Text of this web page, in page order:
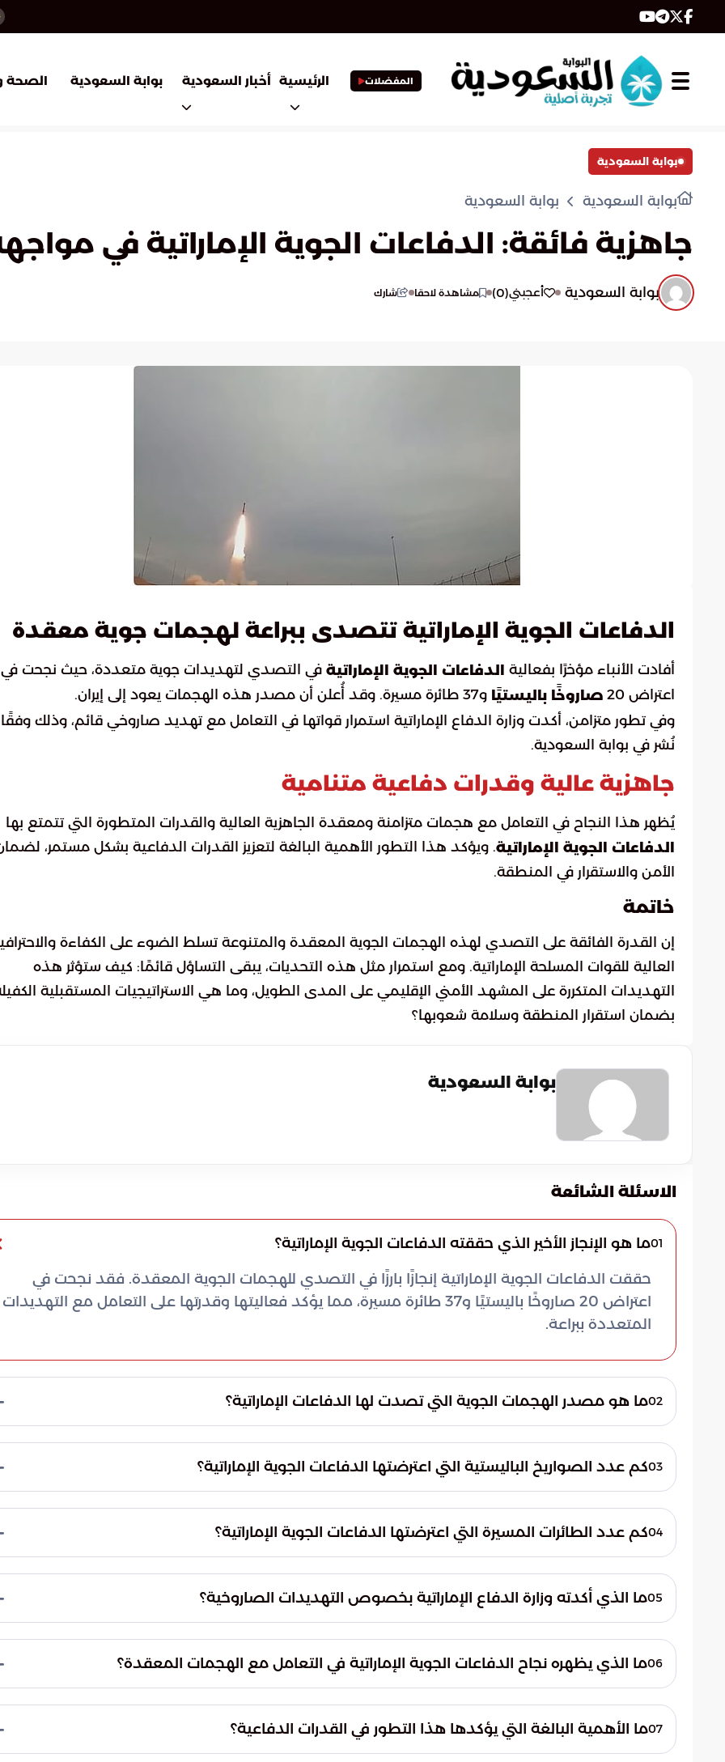
المفضلات الرئيسية أخبار السعودية بوابة السعودية الصحة
بوابة السعودية
بوابة السعودية بوابة السعودية
جاهزية فائقة: الدفاعات الجوية الإماراتية في
بوابة السعودية أعجبني(
0
) مشاهدة لاحقا شارك
الدفاعات الجوية الإماراتية تتصدى ببراعة لهجمات جوية معقدة
أفادت الأنباء مؤخرًا بفعالية الدفاعات الجوية الإماراتية في التصدي لتهديدات جوية متعددة، حيث نجحت في
اعتراض 20
صاروخًا باليستيًا و37 طائرة مسيرة. وقد أُعلن أن مصدر هذه الهجمات يعود إلى إيران.
وفي تطور متزامن، أكدت وزارة الدفاع الإماراتية استمرار قواتها في التعامل مع تهديد صاروخي قائم، وذلك
نُشر في بوابة السعودية.
جاهزية عالية وقدرات دفاعية متنامية
يُظهر هذا النجاح في التعامل مع هجمات متزامنة ومعقدة الجاهزية العالية والقدرات المتطورة التي تتمتع بها
الدفاعات الجوية الإماراتية. ويؤكد هذا التطور الأهمية البالغة لتعزيز القدرات الدفاعية بشكل مستمر،
الأمن والاستقرار في المنطقة.
خاتمة
إن القدرة الفائقة على التصدي لهذه الهجمات الجوية المعقدة والمتنوعة تسلط الضوء على الكفاءة
العالية للقوات المسلحة الإماراتية. ومع استمرار مثل هذه التحديات، يبقى التساؤل قائمًا: كيف ستؤثر هذه
التهديدات المتكررة على المشهد الأمني الإقليمي على المدى الطويل، وما هي الاستراتيجيات المستقبلية
بضمان استقرار المنطقة وسلامة شعوبها؟
بوابة السعودية
الاسئلة الشائعة
01ما هو الإنجاز الأخير الذي حققته الدفاعات الجوية الإماراتية؟
حققت الدفاعات الجوية الإماراتية إنجازًا بارزًا في التصدي للهجمات الجوية المعقدة. فقد نجحت في
اعتراض 20 صاروخًا باليستيًا و37 طائرة مسيرة، مما يؤكد فعاليتها وقدرتها على التعامل مع التهديدات
المتعددة ببراعة.
02ما هو مصدر الهجمات الجوية التي تصدت لها الدفاعات الإماراتية؟
وقد شملت هذه الهجمات صواريخ باليستية وطائرات مسيرة، مما يشير إلى طبيعة التهديدات المتكررة.03كم عدد الصواريخ الباليستية التي اعترضتها الدفاعات الجوية الإماراتية؟
العدد القدرة الفائقة لهذه الدفاعات على التعامل مع التهديدات الصاروخية بفعالية عالية ودقة
متناهية.
04كم عدد الطائرات المسيرة التي اعترضتها الدفاعات الجوية الإماراتية؟
والقدرات المتطورة في التعامل مع التهديدات الجوية المتنوعة، بما في ذلك الطائرات بدون طيار.05ما الذي أكدته وزارة الدفاع الإماراتية بخصوص التهديدات الصاروخية؟
سياق الجهود المستمرة لضمان الأمن والاستقرار، ويعكس اليقظة الدائمة في مواجهة التحديات
الإقليمية.
06ما الذي يظهره نجاح الدفاعات الجوية الإماراتية في التعامل مع الهجمات المعقدة؟
يؤكد أهمية تعزيز القدرات الدفاعية بشكل مستمر، لضمان استقرار المنطقة وحماية أمنها من07ما الأهمية البالغة التي يؤكدها هذا التطور في القدرات الدفاعية؟